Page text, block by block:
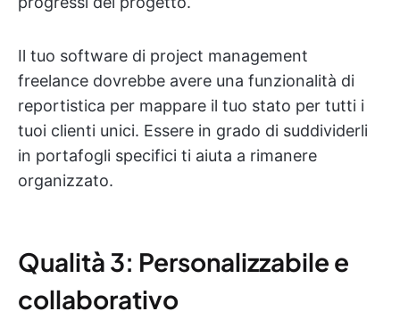
Il tuo software di project management
freelance dovrebbe avere una funzionalità di
reportistica per mappare il tuo stato per tutti i
tuoi clienti unici. Essere in grado di suddividerli
in portafogli specifici ti aiuta a rimanere
organizzato.
Qualità 3: Personalizzabile e
collaborativo